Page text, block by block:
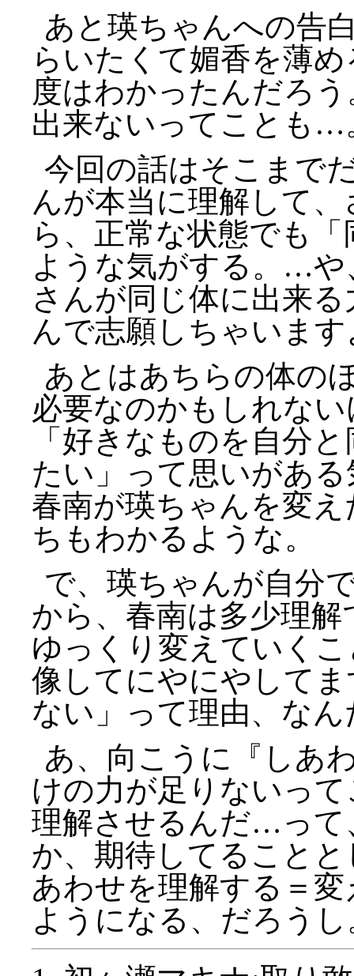
あと瑛ちゃんへの告
らいたくて媚香を薄
度はわかったんだろ
出来ないってことも…
今回の話はそこまで
んが本当に理解して
ら、正常な状態でも
ような気がする。…や
さんが同じ体に出来
んで志願しちゃいます
あとはあちらの体の
必要なのかもしれな
「好きなものを自分
たい」って思いがあ
春南が瑛ちゃんを変
ちもわかるような。
で、瑛ちゃんが自分
から、春南は多少理
ゆっくり変えていく
像してにやにやして
ない」って理由、な
あ、向こうに『しあ
けの力が足りないっ
理解させるんだ…って
か、期待してること
あわせを理解する＝
ようになる、だろうし